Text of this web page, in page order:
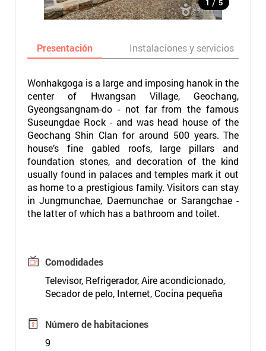
1 5
Presentación Instalaciones y servicios
Wonhakgoga is a large and imposing hanok in the
center of Hwangsan Village, Geochang,
Gyeongsangnam-do - not far from the famous
Suseungdae Rock - and was head house of the
Geochang Shin Clan for around 500 years. The
house’s fine gabled roofs, large pillars and
foundation stones, and decoration of the kind
usually found in palaces and temples mark it out
as home to a prestigious family. Visitors can stay
in Jungmunchae, Daemunchae or Sarangchae -
the latter of which has a bathroom and toilet.
Comodidades
Televisor, Refrigerador, Aire acondicionado,
Secador de pelo, Internet, Cocina pequeña
Número de habitaciones
9